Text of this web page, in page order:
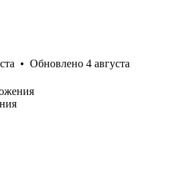
• Обновлено 4 августа